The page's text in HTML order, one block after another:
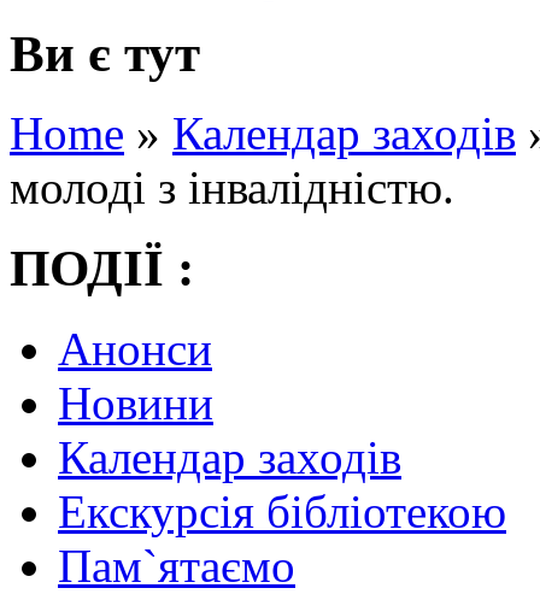
Ви є тут
Home » Календар заходів
молоді з інвалідністю.
ПОДІЇ :
Анонси
Новини
Календар заходів
Екскурсія бібліотекою
Пам`ятаємо